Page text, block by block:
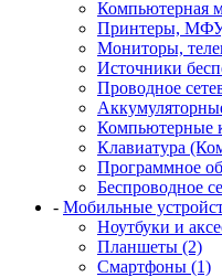
Компьютерная
Принтеры,
Мониторы,
Источники
Проводное
Компьютерные
Клавиатура
Программное
Беспроводное
- Мобильные
Ноутбуки и
Планшеты (2)
Смартфоны (1)